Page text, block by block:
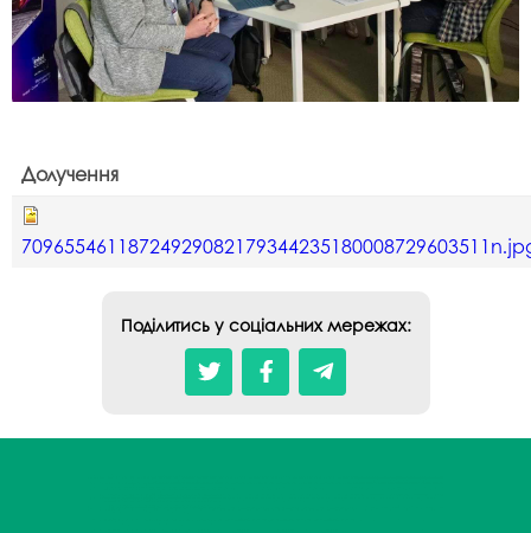
Долучення
Поділитись у соціальних мережах: